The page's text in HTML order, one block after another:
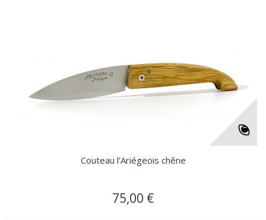
Couteau l'Ariégeois chêne
75,00 €